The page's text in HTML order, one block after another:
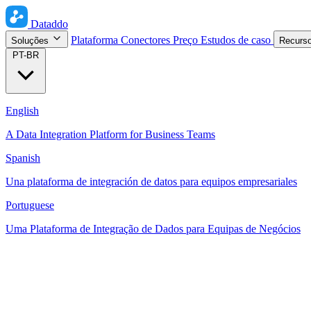
Dataddo
Soluções Plataforma Conectores Preço Estudos de caso
PT-BR
English
A Data Integration Platform for Business Teams
Spanish
Una plataforma de integración de datos para equipos empresariales
Portuguese
Uma Plataforma de Integração de Dados para Equipas de Negócios